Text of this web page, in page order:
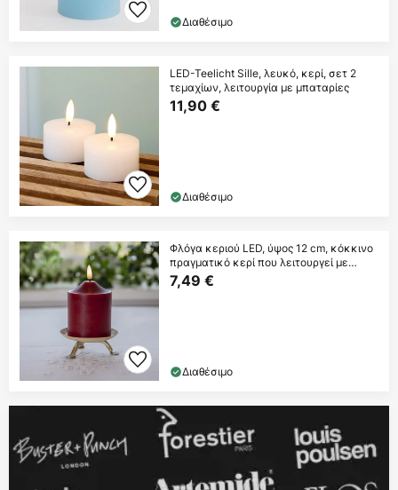
Διαθέσιμο
LED-Teelicht Sille, λευκό, κερί, σετ 2
τεμαχίων, λειτουργία με μπαταρίες
11,90 €
Διαθέσιμο
Φλόγα κεριού LED, ύψος 12 cm, κόκκινο
πραγματικό κερί που λειτουργεί με
μπαταρία
7,49 €
Διαθέσιμο